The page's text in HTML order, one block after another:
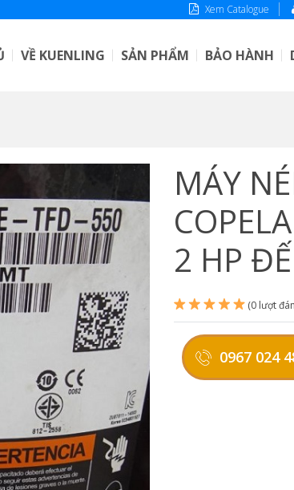
Xem Catalogue
VỀ KUENLING SẢN PHẨM BẢO HÀNH
MÁY
2 HP
(0 lượt
0967 024